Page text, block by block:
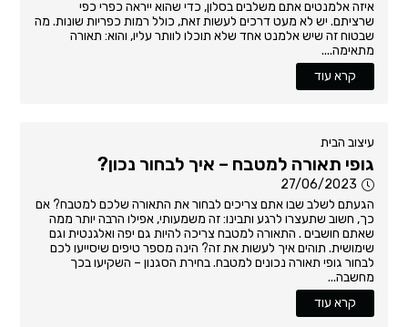
איזה אלמנטים אתם משלבים בסלון, כדי שהוא ייראה כפרי כפי
שרציתם. יש לא מעט דרכים לעשות זאת, כולל רמות כפריות שונות. מה
שבטוח זה שיש אלמנט אחד שלא תוכלו לוותר עליו, והוא: תאורה
מתאימה....
קרא עוד
עיצוב הבית
גופי תאורה למטבח – איך לבחור נכון?
27/06/2023
הגעתם לשלב שבו אתם צריכים לבחור את התאורה שלכם למטבח? אם
כך, חשוב שתעצרו לרגע ותבינו: זה משמעותי, אפילו הרבה יותר ממה
שאתם חושבים . התאורה למטבח צריכה להיות גם יפה ואלגנטית וגם
שימושית. תוהים איך לעשות את זה? הינה מספר טיפים שיסייעו לכם
לבחור גופי תאורה נכונים למטבח. בחירת הסגנון – השקיעו בכך
מחשבה...
קרא עוד